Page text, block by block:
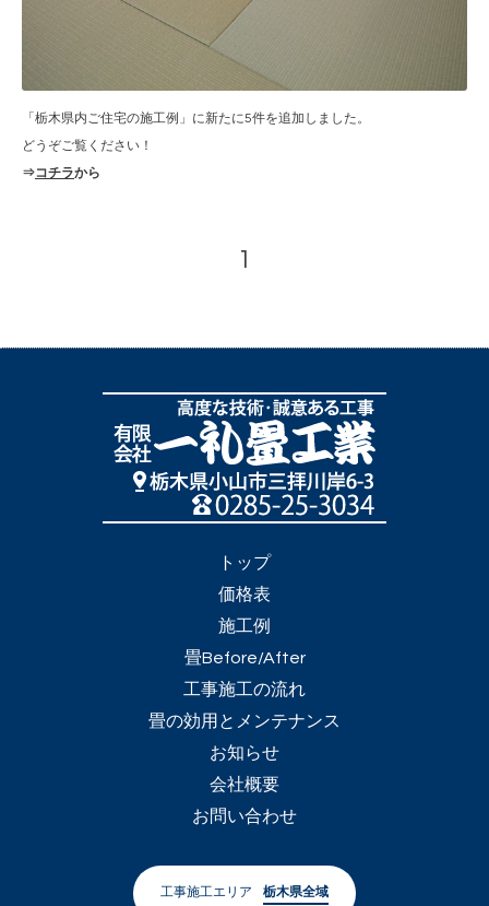
「栃木県内ご住宅の施工例」に新たに5件を追加しました。
どうぞご覧ください！
⇒コチラから
1
トップ
価格表
施工例
畳Before/After
工事施工の流れ
畳の効用とメンテナンス
お知らせ
会社概要
お問い合わせ
工事施工エリア 栃木県全域